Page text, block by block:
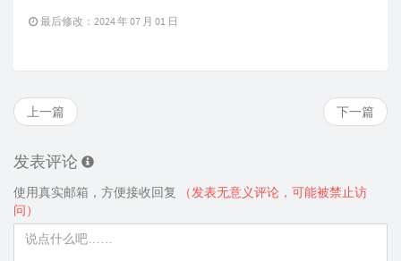
最后修改：2024 年 07 月 01 日
下一篇
上一篇
发表评论
使用真实邮箱，方便接收回复
（发表无意义评论，可能被禁止访
问）